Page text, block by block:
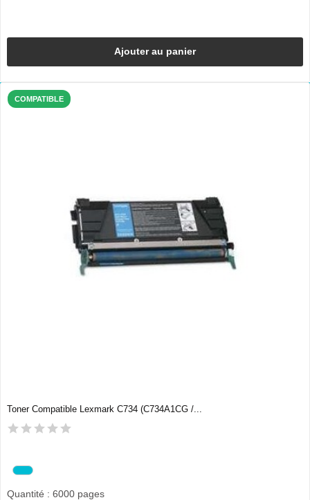
Ajouter au panier
COMPATIBLE
Toner Compatible Lexmark C734 (C734A1CG /...
Quantité : 6000 pages